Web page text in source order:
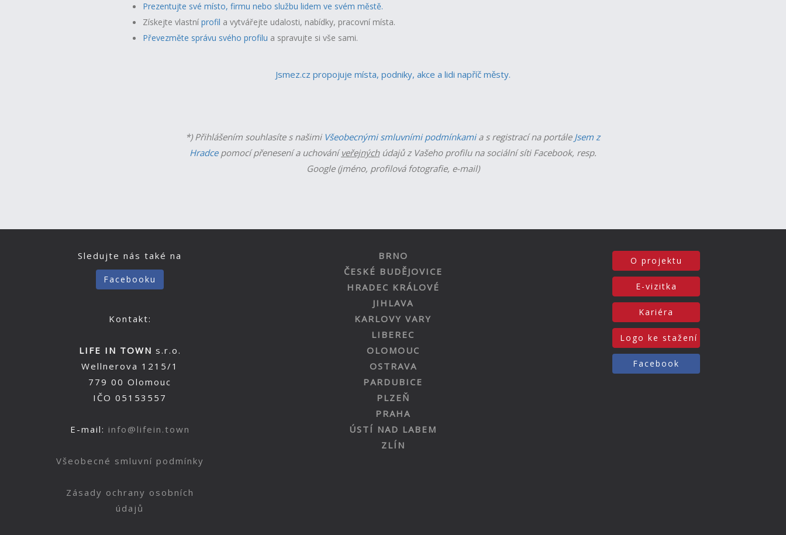
Prezentujte své místo, firmu nebo službu lidem ve svém městě.
Získejte vlastní profil a vytvářejte udalosti, nabídky, pracovní místa.
Převezměte správu svého profilu a spravujte si vše sami.
Jsmez.cz propojuje místa, podniky, akce a lidi napříč městy.
*) Přihlášením souhlasíte s našimi Všeobecnými smluvními podmínkamia s registrací na portále Jsem z
Hradcepomocí přenesení a uchováníveřejnýchúdajů z Vašeho profilu na sociální síti Facebook, resp.
Google (jméno, profilová fotografie, e-mail)
Sledujte nás také na
Facebooku
Kontakt:
LIFE IN TOWN s.r.o.
Wellnerova 1215/1
779 00 Olomouc
IČO 05153557
E-mail: info@lifein.town
Všeobecné smluvní podmínky
Zásady ochrany osobních
údajů
BRNO
ČESKÉ BUDĚJOVICE
HRADEC KRÁLOVÉ
JIHLAVA
KARLOVY VARY
LIBEREC
OLOMOUC
OSTRAVA
PARDUBICE
PLZEŇ
PRAHA
ÚSTÍ NAD LABEM
ZLÍN
O projektu
E-vizitka
Kariéra
Logo ke stažení
Facebook